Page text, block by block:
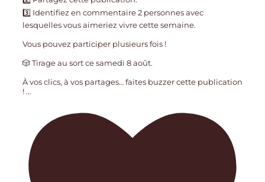
3️⃣ Identifiez en commentaire 2 personnes avec
lesquelles vous aimeriez vivre cette semaine.
Vous pouvez participer plusieurs fois !
🎲 Tirage au sort ce samedi 8 août.
À vos clics, à vos partages… faites buzzer cette publication
!…